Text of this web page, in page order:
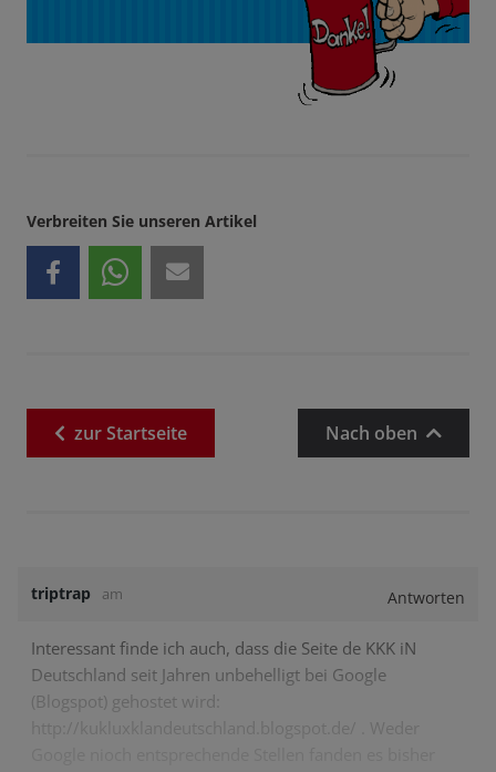
Verbreiten Sie unseren Artikel
zurStartseite Nach oben
triptrap am Antworten
Interessant finde ich auch, dass die Seite de KKK iN
Deutschland seit Jahren unbehelligt bei Google
(Blogspot) gehostet wird: